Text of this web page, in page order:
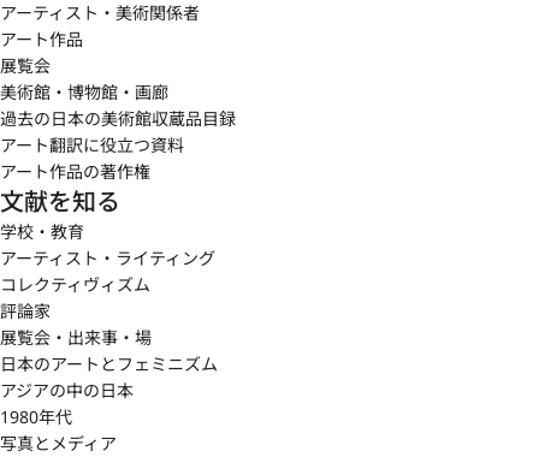
アーティスト・美術関係者
アート作品
展覧会
美術館・博物館・画廊
過去の日本の美術館収蔵品目録
アート翻訳に役立つ資料
アート作品の著作権
文献を知る
学校・教育
アーティスト・ライティング
コレクティヴィズム
評論家
展覧会・出来事・場
日本のアートとフェミニズム
アジアの中の日本
1980年代
写真とメディア